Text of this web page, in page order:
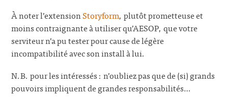
À noter l’extensionStoryform, plutôt prometteuse et
moins contraignante à utiliser qu’AESOP, que votre
serviteur n’a pu tester pour cause de légère
incompatibilité avec son install à lui.
N.B. pour les intéressés : n’oubliez pas que de (si) grands
pouvoirs impliquent de grandes responsabilités…